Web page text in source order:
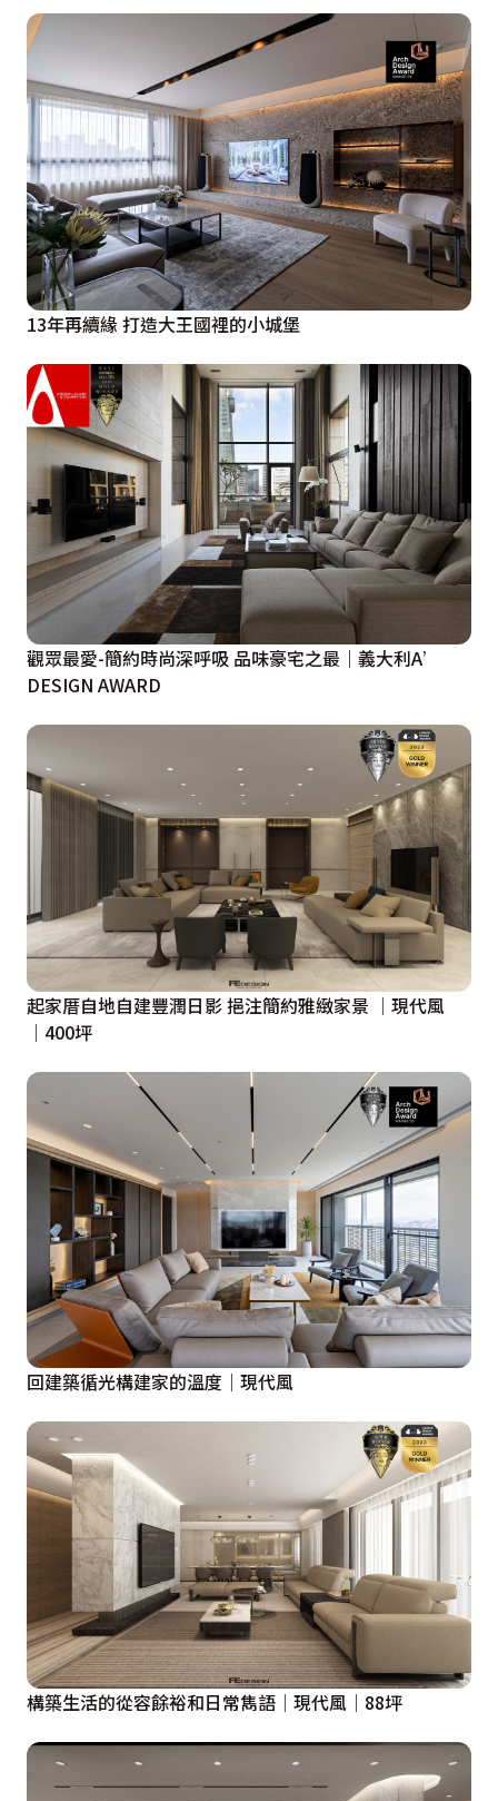
13年再續緣 打造大王國裡的小城堡
觀眾最愛-簡約時尚深呼吸 品味豪宅之最｜義大利A’
DESIGN AWARD
起家厝自地自建豐潤日影 挹注簡約雅緻家景 │現代風
│400坪
回建築循光構建家的溫度│現代風
構築生活的從容餘裕和日常雋語│現代風│88坪